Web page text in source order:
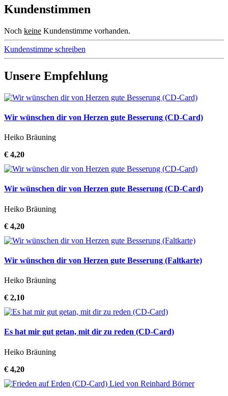
Kundenstimmen
Noch keine Kundenstimme vorhanden.
Kundenstimme schreiben
Unsere Empfehlung
Wir wünschen dir von Herzen gute Besserung (CD-Card)
Heiko Bräuning
€ 4,20
Wir wünschen dir von Herzen gute Besserung (CD-Card)
Heiko Bräuning
€ 4,20
Wir wünschen dir von Herzen gute Besserung (Faltkarte)
Heiko Bräuning
€ 2,10
Es hat mir gut getan, mit dir zu reden (CD-Card)
Heiko Bräuning
€ 4,20